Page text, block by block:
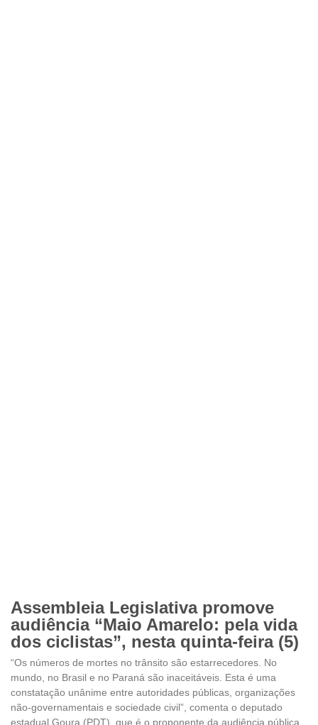
Assembleia Legislativa promove
audiência “Maio Amarelo: pela vida
dos ciclistas”, nesta quinta-feira (5)
“Os números de mortes no trânsito são estarrecedores. No
mundo, no Brasil e no Paraná são inaceitáveis. Esta é uma
constatação unânime entre autoridades públicas, organizações
não-governamentais e sociedade civil”, comenta o deputado
estadual Goura (PDT), que é o proponente da audiência pública